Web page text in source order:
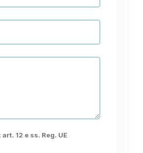
art. 12 e ss. Reg. UE